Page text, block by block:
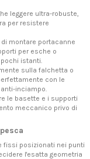
leggere ultra-robuste,
per resistere
montare portacanne
per esche o
istanti.
sulla falchetta o
con le
inciampo.
le basette e i supporti
meccanico privo di
fissi posizionati nei punti
l'esatta geometria